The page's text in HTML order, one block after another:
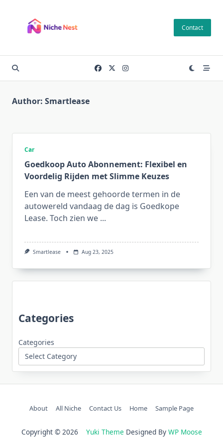
content
Contact
Author: Smartlease
Car
Goedkoop Auto Abonnement: Flexibel en
Voordelig Rijden met Slimme Keuzes
Een van de meest gehoorde termen in de
autowereld vandaag de dag is Goedkope
Lease. Toch zien we ...
Smartlease Aug 23, 2025
Categories
Categories
About All Niche Contact Us Home Sample Page
Copyright © 2026 Yuki Theme Designed By WP Moose